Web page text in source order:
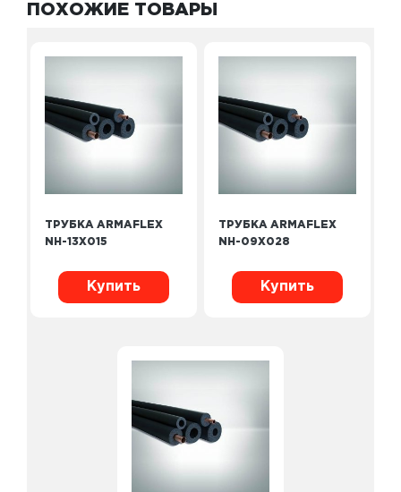
ПОХОЖИЕ ТОВАРЫ
ТРУБКА ARMAFLEX
NH-13X015
Купить
ТРУБКА ARMAFLEX
NH-09X028
Купить